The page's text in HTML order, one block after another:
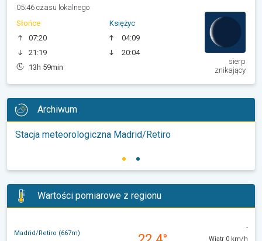
05:46 czasu lokalnego
Słońce
07:20
21:19
13h 59min
Księżyc
04:09
20:04
sierp
znikający
Archiwum
Stacja meteorologiczna Madrid/Retiro
Wartości pomiarowe z regionu
Madrid/Retiro (667m)
-
Wiatr 0 km/h